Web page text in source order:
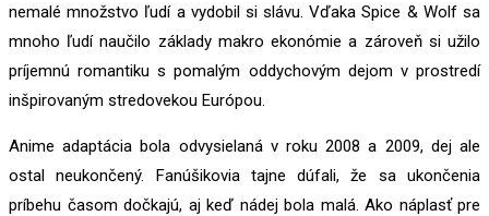
nemalé množstvo ľudí a vydobil si slávu. Vďaka Spice & Wolf sa
mnoho ľudí naučilo základy makro ekonómie a zároveň si užilo
príjemnú romantiku s pomalým oddychovým dejom v prostredí
inšpirovaným stredovekou Európou.
Anime adaptácia bola odvysielaná v roku 2008 a 2009, dej ale
ostal neukončený. Fanúšikovia tajne dúfali, že sa ukončenia
príbehu časom dočkajú, aj keď nádej bola malá. Ako náplasť pre